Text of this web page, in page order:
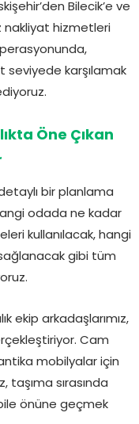
Bilecik’e ve
nakliyat hizmetleri
seviyede karşılamak
Öne Çıkan
bir planlama
odada ne kadar
kullanılacak, hangi
gibi tüm
ekip arkadaşlarımız,
Cam
mobilyalar için
taşıma sırasında
önüne geçmek